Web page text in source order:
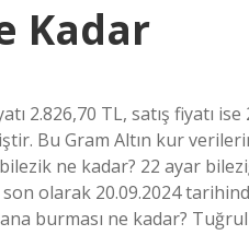
Kadar
2.826,70 TL, satış fiyatı ise
Bu Gram Altın kur
ne kadar? 22 ayar
olarak 20.09.2024
burması ne kadar?